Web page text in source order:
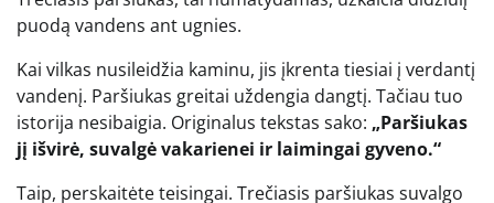
puodą vandens ant ugnies.
Kai vilkas nusileidžia kaminu, jis įkrenta tiesiai į verdantį
vandenį. Paršiukas greitai uždengia dangtį. Tačiau tuo
istorija nesibaigia. Originalus tekstas sako: „Paršiukas
jį išvirė, suvalgė vakarienei ir laimingai gyveno.“
Taip, perskaitėte teisingai. Trečiasis paršiukas suvalgo